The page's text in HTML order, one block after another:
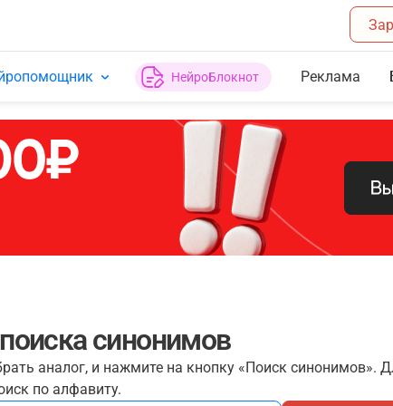
НейроБлокнот Реклама
синонимов
аналог, и нажмите на кнопку «Поиск синонимов».
по алфавиту.